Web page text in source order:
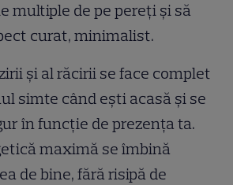
multiple de pe pereți și să
curat, minimalist.
și al răcirii se face complet
simte când ești acasă și se
în funcție de prezența ta.
maximă se îmbină
de bine, fără risipă de